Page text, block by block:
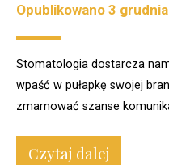
Opublikowano 3
Stomatologia dostarcza
wpaść w pułapkę swojej
zmarnować szanse
Czytaj dalej